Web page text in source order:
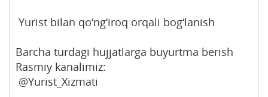
Yurist bilan qo‘ng‘iroq orqali bog‘lanish
Barcha turdagi hujjatlarga buyurtma berish
Rasmiy kanalimiz:
@Yurist_Xizmati